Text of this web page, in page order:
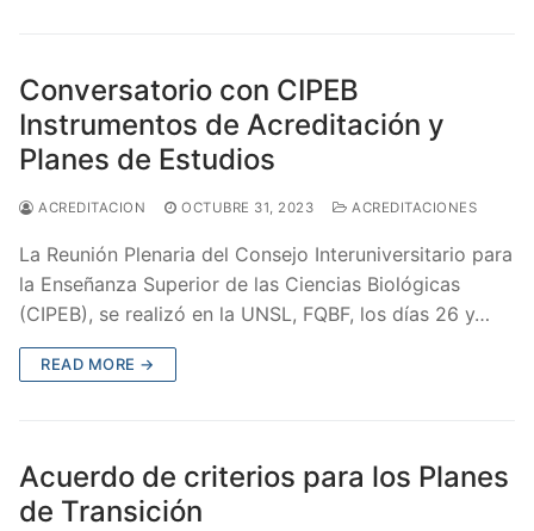
Conversatorio con CIPEB
Instrumentos de Acreditación y
Planes de Estudios
ACREDITACION OCTUBRE 31, 2023 ACREDITACIONES
La Reunión Plenaria del Consejo Interuniversitario para
la Enseñanza Superior de las Ciencias Biológicas
(CIPEB), se realizó en la UNSL, FQBF, los días 26 y…
READ MORE →
Acuerdo de criterios para los Planes
de Transición